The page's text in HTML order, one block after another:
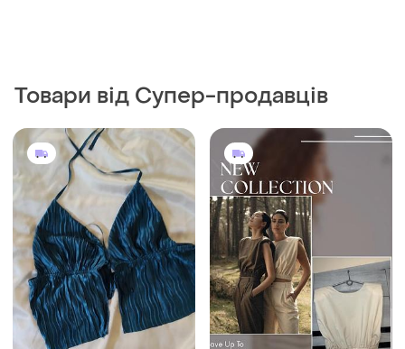
229 грн 4
Shein
860 грн
by Aylin Koenig